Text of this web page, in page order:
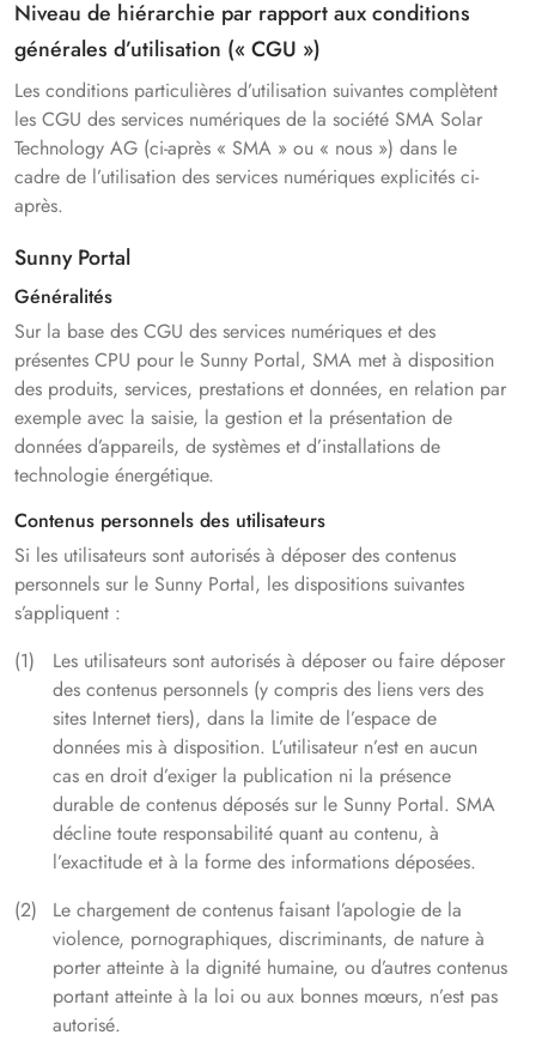
Niveau de hiérarchie par rapport aux conditions
générales d’utilisation (« CGU »)
Les conditions particulières d’utilisation suivantes complètent
les CGU des services numériques de la société SMA Solar
Technology AG (ci-après « SMA » ou « nous ») dans le
cadre de l’utilisation des services numériques explicités ci-
après.
Sunny Portal
Généralités
Sur la base des CGU des services numériques et des
présentes CPU pour le Sunny Portal, SMA met à disposition
des produits, services, prestations et données, en relation par
exemple avec la saisie, la gestion et la présentation de
données d’appareils, de systèmes et d’installations de
technologie énergétique.
Contenus personnels des utilisateurs
Si les utilisateurs sont autorisés à déposer des contenus
personnels sur le Sunny Portal, les dispositions suivantes
s’appliquent :
Les utilisateurs sont autorisés à déposer ou faire déposer
des contenus personnels (y compris des liens vers des
sites Internet tiers), dans la limite de l’espace de
données mis à disposition. L’utilisateur n’est en aucun
cas en droit d’exiger la publication ni la présence
durable de contenus déposés sur le Sunny Portal. SMA
décline toute responsabilité quant au contenu, à
l’exactitude et à la forme des informations déposées.
Le chargement de contenus faisant l’apologie de la
violence, pornographiques, discriminants, de nature à
porter atteinte à la dignité humaine, ou d’autres contenus
portant atteinte à la loi ou aux bonnes mœurs, n’est pas
autorisé.